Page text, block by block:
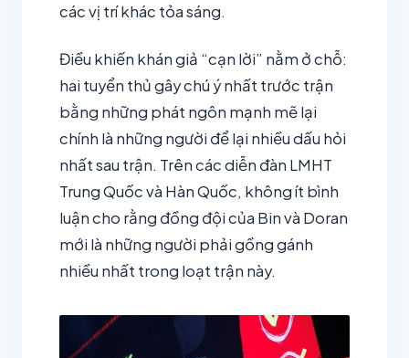
các vị trí khác tỏa sáng.
Điều khiến khán giả “cạn lời” nằm ở chỗ:
hai tuyển thủ gây chú ý nhất trước trận
bằng những phát ngôn mạnh mẽ lại
chính là những người để lại nhiều dấu hỏi
nhất sau trận. Trên các diễn đàn LMHT
Trung Quốc và Hàn Quốc, không ít bình
luận cho rằng đồng đội của Bin và Doran
mới là những người phải gồng gánh
nhiều nhất trong loạt trận này.